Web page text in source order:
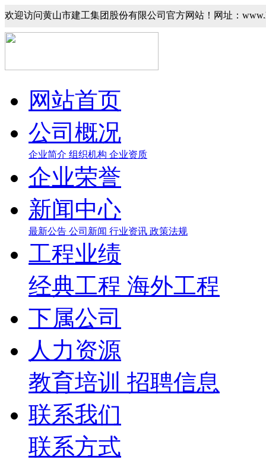
欢迎访问黄山市建工集团股份有限公司官方网站！网址：
网站首页
公司概况
企业简介 组织机构 企业资质
企业荣誉
新闻中心
最新公告 公司新闻 行业资讯 政策法规
工程业绩
经典工程 海外工程
下属公司
人力资源
教育培训 招聘信息
联系我们
联系方式